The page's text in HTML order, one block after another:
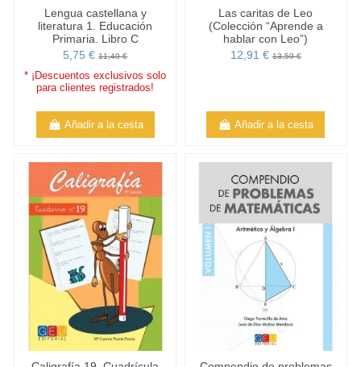
Lengua castellana y
literatura 1. Educación
Primaria. Libro C
5,75 €11,49 €
* ¡Descuentos exclusivos solo
para clientes registrados!
Añadir a la cesta
Las caritas de Leo
(Colección “Aprende a
hablar con Leo”)
12,91 €13,59 €
Añadir a la cesta